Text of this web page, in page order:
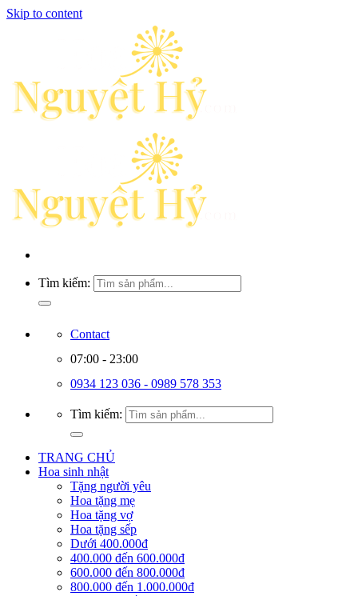
Skip to content
Tìm kiếm:
Contact
07:00 - 23:00
0934 123 036 - 0989 578 353
Tìm kiếm:
TRANG CHỦ
Hoa sinh nhật
Tặng người yêu
Hoa tặng mẹ
Hoa tặng vợ
Hoa tặng sếp
Dưới 400.000đ
400.000 đến 600.000đ
600.000 đến 800.000đ
800.000 đến 1.000.000đ